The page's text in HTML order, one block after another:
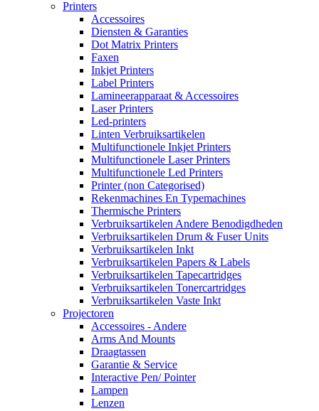
Printers
Accessoires
Diensten & Garanties
Dot Matrix Printers
Faxen
Inkjet Printers
Label Printers
Lamineerapparaat & Accessoires
Laser Printers
Led-printers
Linten Verbruiksartikelen
Multifunctionele Inkjet Printers
Multifunctionele Laser Printers
Multifunctionele Led Printers
Printer (non Categorised)
Rekenmachines En Typemachines
Thermische Printers
Verbruiksartikelen Andere Benodigdheden
Verbruiksartikelen Drum & Fuser Units
Verbruiksartikelen Inkt
Verbruiksartikelen Papers & Labels
Verbruiksartikelen Tapecartridges
Verbruiksartikelen Tonercartridges
Verbruiksartikelen Vaste Inkt
Projectoren
Accessoires - Andere
Arms And Mounts
Draagtassen
Garantie & Service
Interactive Pen/ Pointer
Lampen
Lenzen